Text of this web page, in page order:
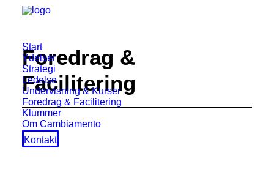
Start
Ydelser
Strategi
Ledelse
Undervisning & Kurser
Foredrag & Facilitering
Klummer
Om Cambiamento
Kontakt
Foredrag &
Facilitering